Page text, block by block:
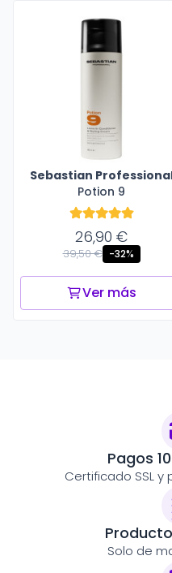
Sebastian
Potion 9
26,90 €
39,50 € -32%
Ver más
Pagos
Certificado SSL
Solo de